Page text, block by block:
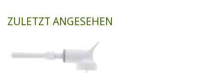
ZULETZT ANGESEHEN